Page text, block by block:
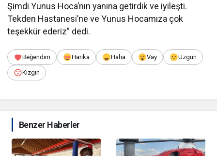
Şimdi Yunus Hoca’nın yanına getirdik ve iyileşti.
Tekden Hastanesi’ne ve Yunus Hocamıza çok
teşekkür ederiz” dedi.
Beğendim Harika Haha Vay Üzgün
Kızgın
Benzer Haberler